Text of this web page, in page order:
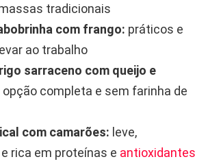
tradicionais
com frango: práticos e
ao trabalho
sarraceno com queijo e
opção completa e sem farinha de
com camarões: leve,
rica em proteínas e antioxidantes